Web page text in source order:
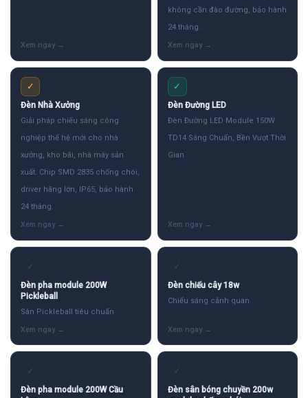
không cần đào đường, bảo hành
24 tháng.
✓
Đèn Nhà Xưởng
Giải pháp chiếu sáng công
nghiệp thế hệ mới cho nhà
xưởng, kho bãi, nhà máy sản
xuất. Chip SMD 2835 chống chói,
driver hãng lớn, IP65, bảo hành
24 tháng.
✓
Đèn Đường LED
Đèn Đường LED Module 150W
TD14 Sáng Chuẩn, Bền Vượt Thời
Gian
✓
Đèn pha module 200W
Pickleball
Sân Pickleball tiêu chuẩn
✓
Đèn chiếu cây 18w
Chiếu sáng cảnh quan
✓
Đèn pha module 200W Cầu
✓
Đèn sân bóng chuyền 200w